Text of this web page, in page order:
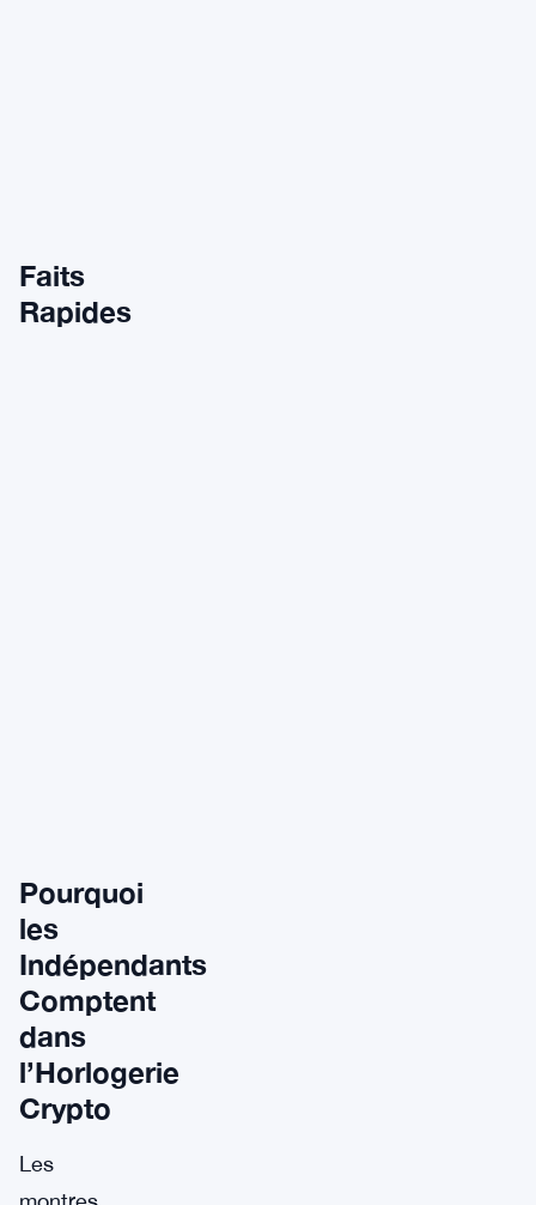
Faits
Rapides
Pourquoi
les
Indépendants
Comptent
dans
l’Horlogerie
Crypto
Les